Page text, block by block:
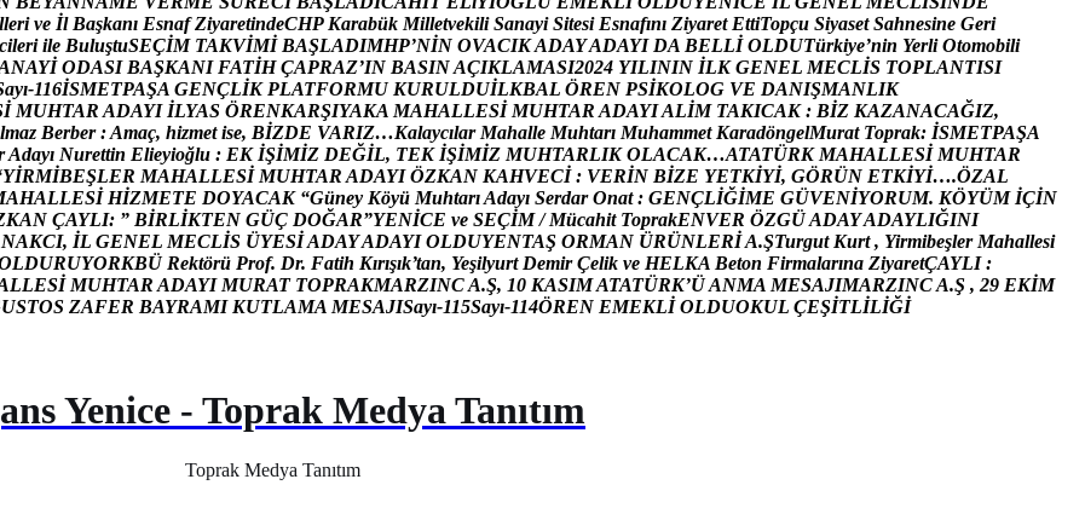
lleri ve İl Başkanı Esnaf ZiyaretindeCHP Karabük Milletvekili Sanayi Sitesi Esnafını Ziyaret EttiTopçu Siyaset Sahnesine Geri
cileri ile BuluştuSEÇİM TAKVİMİ BAŞLADIMHP’NİN OVACIKADAYADAYI DA BELLİ OLDUTürkiye’nin Yerli Otomobili
NAYİ ODASI BAŞKANI FATİH ÇAPRAZ’IN BASINAÇIKLAMASI2024 YILININ İLK GENEL MECLİS TOPLANTISI
ayı-116İSMETPAŞA GENÇLİK PLATFORMU KURULDUİLKBAL ÖREN PSİKOLOG VE DANIŞMANLIK
İ MUHTAR ADAYI İLYAS ÖRENKARŞIYAKA MAHALLESİ MUHTAR ADAYIALİM TAKICAK : BİZ KAZANACAĞIZ,
lmaz Berber :Amaç, hizmet ise, BİZDE VARIZ…Kalaycılar Mahalle Muhtarı Muhammet KaradöngelMurat Toprak: İSMETPAŞA
Adayı Nurettin Elieyioğlu : EK İŞİMİZ DEĞİL, TEK İŞİMİZ MUHTARLIK OLACAK…ATATÜRK MAHALLESİ MUHTAR
YİRMİBEŞLER MAHALLESİ MUHTAR ADAYI ÖZKAN KAHVECİ : VERİN BİZE YETKİYİ, GÖRÜN ETKİYİ….ÖZAL
AHALLESİ HİZMETE DOYACAK “Güney Köyü MuhtarıAdayı Serdar Onat : GENÇLİĞİME GÜVENİYORUM. KÖYÜM İÇİN
KAN ÇAYLI: ” BİRLİKTEN GÜÇ DOĞAR”YENİCE ve SEÇİM / Mücahit ToprakENVER ÖZGÜADAYADAYLIĞINI
NAKCI, İL GENEL MECLİS ÜYESİADAYADAYI OLDUYENTAŞ ORMAN ÜRÜNLERİA.ŞTurgut Kurt , Yirmibeşler Mahallesi
LDURUYORKBÜ Rektörü Prof. Dr. Fatih Kırışık’tan, Yeşilyurt Demir Çelik ve HELKA Beton Firmalarına ZiyaretÇAYLI :
LLESİ MUHTAR ADAYI MURAT TOPRAKMARZINCA.Ş, 10 KASIMATATÜRK’ÜANMA MESAJIMARZINCA.Ş , 29 EKİM
USTOS ZAFER BAYRAMI KUTLAMA MESAJISayı-115Sayı-114ÖREN EMEKLİ OLDUOKUL ÇEŞİTLİLİĞİ
Yenice - Toprak Medya Tanıtım
Toprak Medya Tanıtım